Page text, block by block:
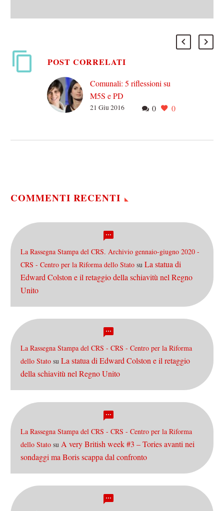
POST CORRELATI
Comunali: 5 riflessioni su
M5S e PD
1) La contrapposizione
feudi…
0 0
21 Giu 2016
COMMENTI RECENTI
La Rassegna Stampa del CRS. Archivio gennaio-giugno 2020 -
CRS - Centro per la Riforma dello Stato su La statua di
Edward Colston e il retaggio della schiavitù nel Regno
Unito
La Rassegna Stampa del CRS - CRS - Centro per la Riforma
dello Stato su La statua di Edward Colston e il retaggio
della schiavitù nel Regno Unito
La Rassegna Stampa del CRS - CRS - Centro per la Riforma
dello Stato su A very British week #3 – Tories avanti nei
sondaggi ma Boris scappa dal confronto